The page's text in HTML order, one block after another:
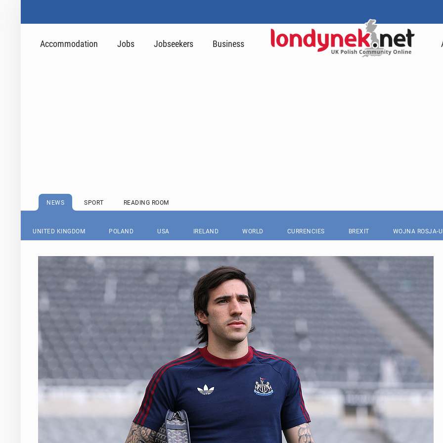
Accommodation Jobs Jobseekers Business
NEWS SPORT READING ROOM
UNITED KINGDOM POLAND USA IRELAND WORLD CURRENCIES BREXIT WOJNA ROSJA-